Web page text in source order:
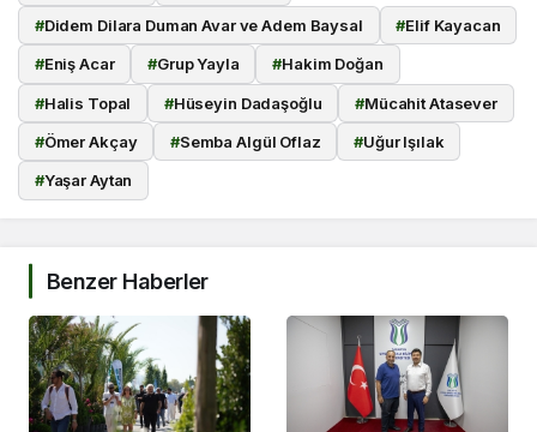
#Didem Dilara Duman Avar ve Adem Baysal #Elif Kayacan
#Eniş Acar #Grup Yayla #Hakim Doğan
#Halis Topal #Hüseyin Dadaşoğlu #Mücahit Atasever
#Ömer Akçay #Semba Algül Oflaz #Uğur Işılak
#Yaşar Aytan
Benzer Haberler